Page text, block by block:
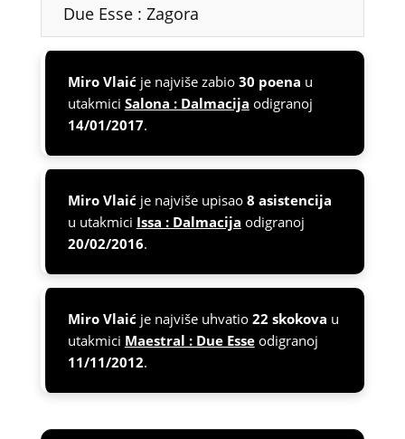
Due Esse : Zagora
Miro Vlaićje najviše zabio 30 poena u
utakmici Salona : Dalmacija odigranoj
14/01/2017.
Miro Vlaićje najviše upisao 8 asistencija
u utakmici Issa : Dalmacija odigranoj
20/02/2016.
Miro Vlaićje najviše uhvatio 22 skokova u
utakmici Maestral : Due Esseodigranoj
11/11/2012.